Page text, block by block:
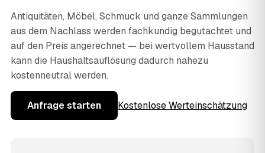
Antiquitäten, Möbel, Schmuck und ganze Sammlungen
aus dem Nachlass werden fachkundig begutachtet und
auf den Preis angerechnet — bei wertvollem Hausstand
kann die Haushaltsauflösung dadurch nahezu
kostenneutral werden.
Anfrage starten Kostenlose Werteinschätzung